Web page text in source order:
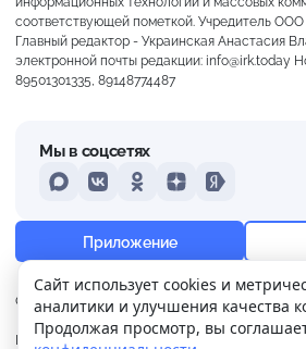
+17° Ощущается
6 м/с 757 мм
соответствующей пометкой. Учредитель ООО
Главный редактор - Украинская Анастасия
электронной почты редакции: info@irk.today
89501301335, 89148774487
О нас Контакты
Реклама
Политика
Мы в соцсетях
MAXVKontakteOdnoklassniki
DzenYandex
Приложение
Сайт использует cookies и
аналитики и улучшения качества
Продолжая просмотр, вы